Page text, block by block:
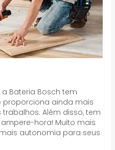
Bateria Bosch tem
proporciona ainda mais
Além disso, tem
hora! Muito mais
autonomia para seus